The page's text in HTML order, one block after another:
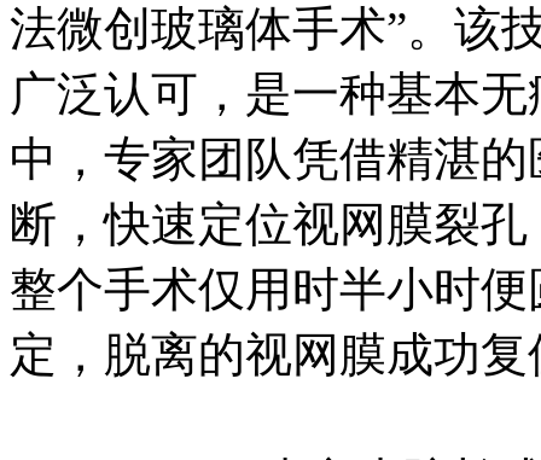
法微创玻璃体手术”。该
广泛认可，是一种基本
中，专家团队凭借精湛
断，快速定位视网膜裂
整个手术仅用时半小时
定，脱离的视网膜成功